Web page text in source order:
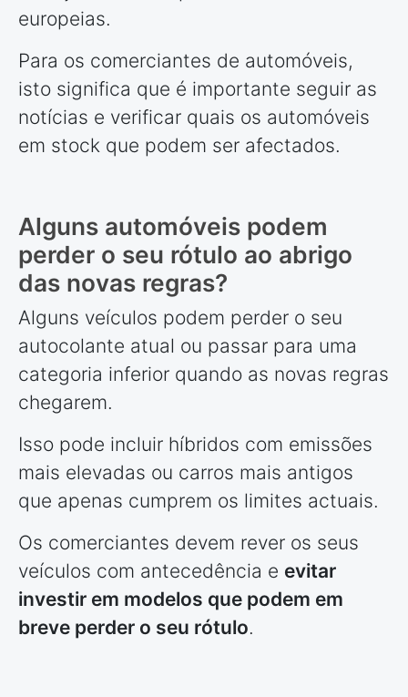
europeias.
Para os comerciantes de automóveis,
isto significa que é importante seguir as
notícias e verificar quais os automóveis
em stock que podem ser afectados.
Alguns automóveis podem
perder o seu rótulo ao abrigo
das novas regras?
Alguns veículos podem perder o seu
autocolante atual ou passar para uma
categoria inferior quando as novas regras
chegarem.
Isso pode incluir híbridos com emissões
mais elevadas ou carros mais antigos
que apenas cumprem os limites actuais.
Os comerciantes devem rever os seus
veículos com antecedência e evitar
investir em modelos que podem em
breve perder o seu rótulo.